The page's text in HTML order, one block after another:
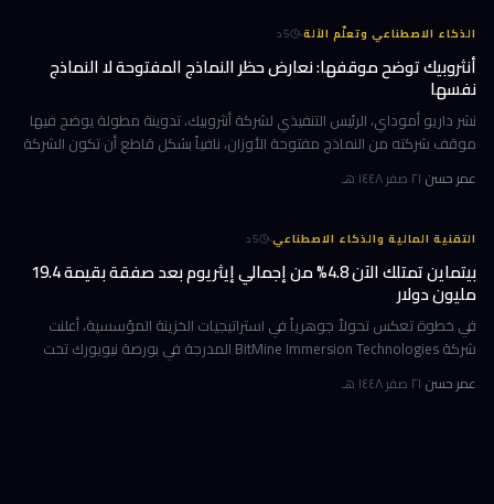
الذكاء الاصطناعي وتعلّم الآلة·
5د
أنثروبيك توضح موقفها: نعارض حظر النماذج المفتوحة لا النماذج
نفسها
نشر داريو أموداي، الرئيس التنفيذي لشركة أنثروبيك، تدوينة مطولة يوضح فيها
موقف شركته من النماذج مفتوحة الأوزان، نافياً بشكل قاطع أن تكون الشركة
عمر حسن·٢١ صفر ١٤٤٨ هـ
التقنية المالية والذكاء الاصطناعي·
5د
بيتماين تمتلك الآن 4.8% من إجمالي إيثريوم بعد صفقة بقيمة 19.4
مليون دولار
في خطوة تعكس تحولاً جوهرياً في استراتيجيات الخزينة المؤسسية، أعلنت
شركة BitMine Immersion Technologies المدرجة في بورصة نيويورك تحت
عمر حسن·٢١ صفر ١٤٤٨ هـ